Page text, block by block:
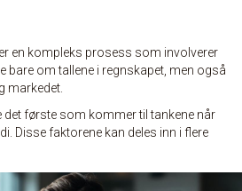
en kompleks prosess som involverer
bare om tallene i regnskapet, men også
markedet.
første som kommer til tankene når
Disse faktorene kan deles inn i flere